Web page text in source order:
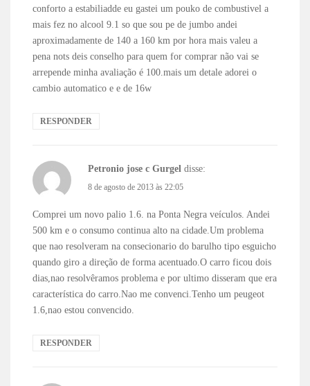
conforto a estabiliadde eu gastei um pouko de combustivel a
mais fez no alcool 9.1 so que sou pe de jumbo andei
aproximadamente de 140 a 160 km por hora mais valeu a
pena nots deis conselho para quem for comprar não vai se
arrepende minha avaliação é 100.mais um detale adorei o
cambio automatico e e de 16w
RESPONDER
Petronio jose c Gurgel disse:
8 de agosto de 2013 às 22:05
Comprei um novo palio 1.6. na Ponta Negra veículos. Andei
500 km e o consumo continua alto na cidade.Um problema
que nao resolveram na consecionario do barulho tipo esguicho
quando giro a direção de forma acentuado.O carro ficou dois
dias,nao resolvêramos problema e por ultimo disseram que era
característica do carro.Nao me convenci.Tenho um peugeot
1.6,nao estou convencido.
RESPONDER